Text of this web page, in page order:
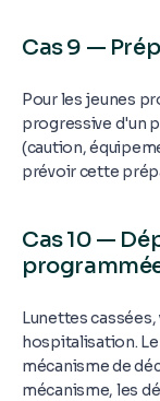
Cas 9 —
Pour les jeunes
progressive d'un
(caution,
prévoir cette
Cas 10 —
Lunettes
hospitalisation.
mécanisme de
mécanisme, les